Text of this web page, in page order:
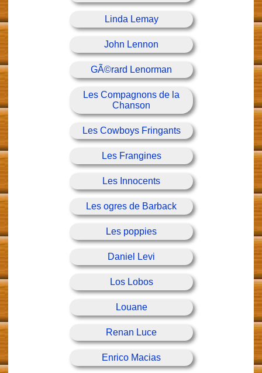
Linda Lemay
John Lennon
GÃ©rard Lenorman
Les Compagnons de la
Chanson
Les Cowboys Fringants
Les Frangines
Les Innocents
Les ogres de Barback
Les poppies
Daniel Levi
Los Lobos
Louane
Renan Luce
Enrico Macias